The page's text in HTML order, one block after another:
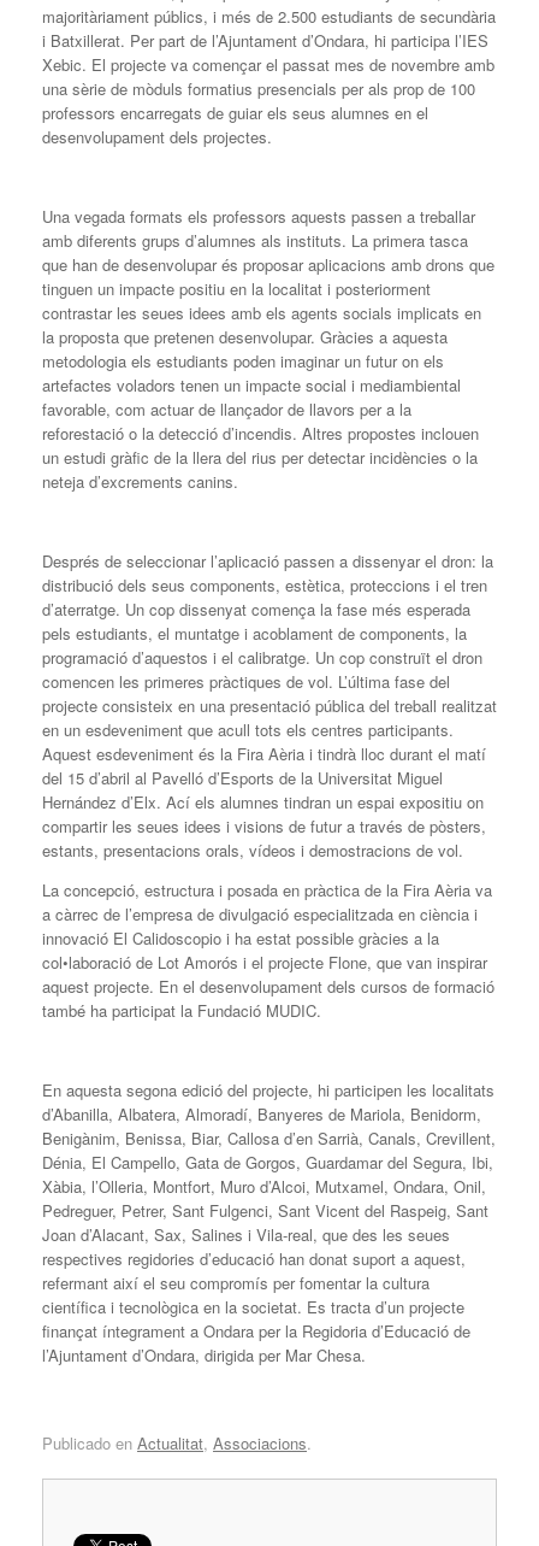
majoritàriament públics, i més de 2.500 estudiants de secundària
i Batxillerat. Per part de l’Ajuntament d’Ondara, hi participa l’IES
Xebic. El projecte va començar el passat mes de novembre amb
una sèrie de mòduls formatius presencials per als prop de 100
professors encarregats de guiar els seus alumnes en el
desenvolupament dels projectes.
Una vegada formats els professors aquests passen a treballar
amb diferents grups d’alumnes als instituts. La primera tasca
que han de desenvolupar és proposar aplicacions amb drons que
tinguen un impacte positiu en la localitat i posteriorment
contrastar les seues idees amb els agents socials implicats en
la proposta que pretenen desenvolupar. Gràcies a aquesta
metodologia els estudiants poden imaginar un futur on els
artefactes voladors tenen un impacte social i mediambiental
favorable, com actuar de llançador de llavors per a la
reforestació o la detecció d’incendis. Altres propostes inclouen
un estudi gràfic de la llera del rius per detectar incidències o la
neteja d’excrements canins.
Després de seleccionar l’aplicació passen a dissenyar el dron: la
distribució dels seus components, estètica, proteccions i el tren
d’aterratge. Un cop dissenyat comença la fase més esperada
pels estudiants, el muntatge i acoblament de components, la
programació d’aquestos i el calibratge. Un cop construït el dron
comencen les primeres pràctiques de vol. L’última fase del
projecte consisteix en una presentació pública del treball realitzat
en un esdeveniment que acull tots els centres participants.
Aquest esdeveniment és la Fira Aèria i tindrà lloc durant el matí
del 15 d’abril al Pavelló d’Esports de la Universitat Miguel
Hernández d’Elx. Ací els alumnes tindran un espai expositiu on
compartir les seues idees i visions de futur a través de pòsters,
estants, presentacions orals, vídeos i demostracions de vol.
La concepció, estructura i posada en pràctica de la Fira Aèria va
a càrrec de l’empresa de divulgació especialitzada en ciència i
innovació El Calidoscopio i ha estat possible gràcies a la
col•laboració de Lot Amorós i el projecte Flone, que van inspirar
aquest projecte. En el desenvolupament dels cursos de formació
també ha participat la Fundació MUDIC.
En aquesta segona edició del projecte, hi participen les localitats
d’Abanilla, Albatera, Almoradí, Banyeres de Mariola, Benidorm,
Benigànim, Benissa, Biar, Callosa d’en Sarrià, Canals, Crevillent,
Dénia, El Campello, Gata de Gorgos, Guardamar del Segura, Ibi,
Xàbia, l’Olleria, Montfort, Muro d’Alcoi, Mutxamel, Ondara, Onil,
Pedreguer, Petrer, Sant Fulgenci, Sant Vicent del Raspeig, Sant
Joan d’Alacant, Sax, Salines i Vila-real, que des les seues
respectives regidories d’educació han donat suport a aquest,
refermant així el seu compromís per fomentar la cultura
científica i tecnològica en la societat. Es tracta d’un projecte
finançat íntegrament a Ondara per la Regidoria d’Educació de
l’Ajuntament d’Ondara, dirigida per Mar Chesa.
Publicado en Actualitat, Associacions.